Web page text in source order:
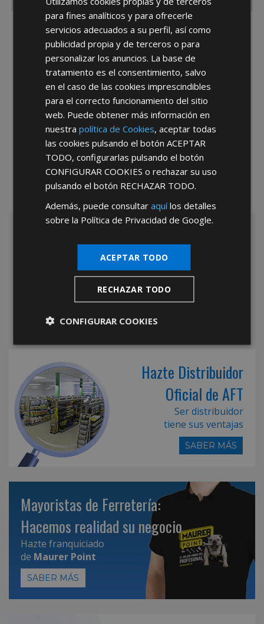
He leído y acepto la Política de Privacidad
*Abstenerse particulares, sólo venta a tiendas y empresas minoristas y
Hazte Distribuidor
Oficial de AFT
Ser distribuidor
tiene sus ventajas
SABER MÁS
Mayoristas de Ferretería:
Hacemos realidad su negocio
Hazte franquiciado
de Maurer Point
SABER MÁS
para fines analíticos y para ofrecerle
servicios adecuados a su perfil, así como
publicidad propia y de terceros o para
personalizar los anuncios. La base de
tratamiento es el consentimiento, salvo
en el caso de las cookies imprescindibles
para el correcto funcionamiento del sitio
web. Puede obtener más información en
nuestrapolítica de Cookies, aceptar todas
las cookies pulsando el botónACEPTAR
TODO, configurarlas pulsando el botón
CONFIGURAR COOKIES o rechazar su uso
pulsando el botón RECHAZAR TODO.
Además, puede consultaraquílos detalles
sobre la Política de Privacidad de Google.
ACEPTAR TODO
RECHAZAR TODO
CONFIGURAR COOKIES